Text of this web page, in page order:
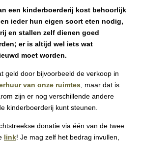
een kinderboerderij kost behoorlijk
ieder hun eigen soort eten nodig,
en stallen zelf dienen goed
er is altijd wel iets wat
moet worden.
geld door bijvoorbeeld de verkoop in
van onze ruimtes , maar dat is
zijn er nog verschillende andere
kinderboerderij kunt steunen.
donatie via één van de twee
link! Je mag zelf het bedrag invullen,